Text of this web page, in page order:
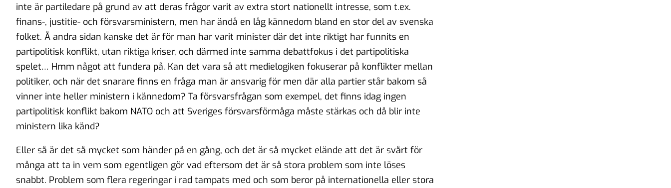
inte är partiledare på grund av att deras frågor varit av extra stort nationellt intresse, som t.ex.
finans-, justitie- och försvarsministern, men har ändå en låg kännedom bland en stor del av svenska
folket. Å andra sidan kanske det är för man har varit minister där det inte riktigt har funnits en
partipolitisk konflikt, utan riktiga kriser, och därmed inte samma debattfokus i det partipolitiska
spelet… Hmm något att fundera på. Kan det vara så att medielogiken fokuserar på konflikter mellan
politiker, och när det snarare finns en fråga man är ansvarig för men där alla partier står bakom så
vinner inte heller ministern i kännedom? Ta försvarsfrågan som exempel, det finns idag ingen
partipolitisk konflikt bakom NATO och att Sveriges försvarsförmåga måste stärkas och då blir inte
ministern lika känd?
Eller så är det så mycket som händer på en gång, och det är så mycket elände att det är svårt för
många att ta in vem som egentligen gör vad eftersom det är så stora problem som inte löses
snabbt. Problem som flera regeringar i rad tampats med och som beror på internationella eller stora